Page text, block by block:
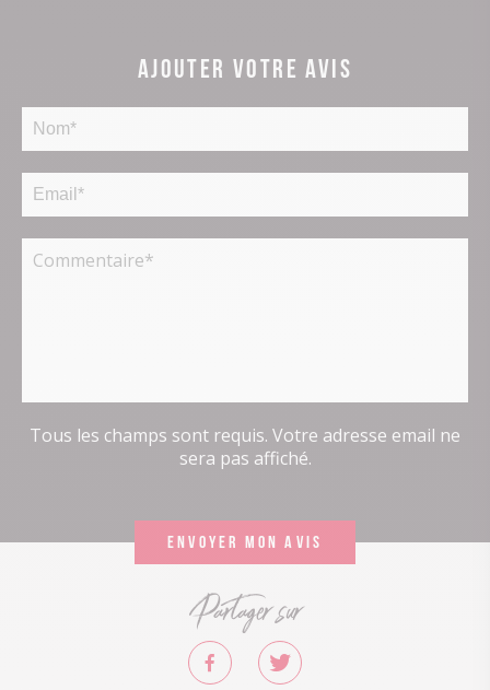
Ajouter votre avis
Tous les champs sont requis. Votre adresse email ne
sera pas affiché.
Partager sur